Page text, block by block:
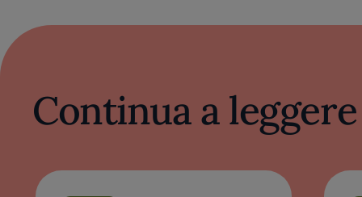
Continua a leggere